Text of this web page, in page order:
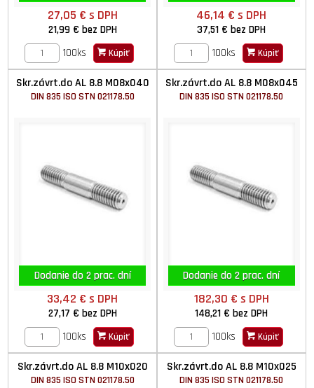
27,05 € s DPH
21,99 € bez DPH
100ks
Kúpiť
46,14 €s DPH
37,51 €bez DPH
100ks
Kúpiť
Skr.závrt.do AL 8.8 M08x040
DIN 835 ISO STN 021178.50
Dodanie do 2 prac. dní
33,42 €s DPH
27,17 € bez DPH
100ks
Kúpiť
Skr.závrt.do AL 8.8 M08x045
DIN 835 ISO STN 021178.50
Dodanie do 2 prac. dní
182,30 € s DPH
148,21 €bez DPH
100ks
Kúpiť
Skr.závrt.do AL 8.8 M10x020
DIN 835 ISO STN 021178.50
Skr.závrt.do AL 8.8 M10x025
DIN 835 ISO STN 021178.50